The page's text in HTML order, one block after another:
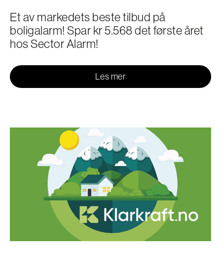
Et av markedets beste tilbud på
boligalarm! Spar kr 5.568 det første året
hos Sector Alarm!
Les mer